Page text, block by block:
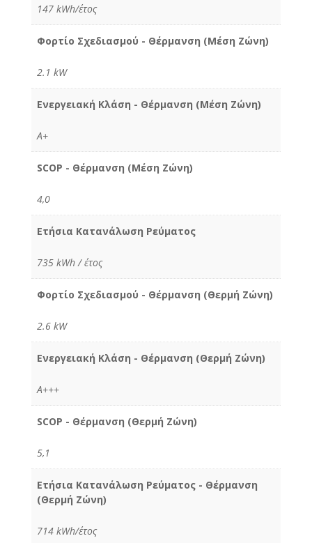
147 kWh/έτος
Φορτίο Σχεδιασμού - Θέρμανση (Μέση Ζώνη)
2.1 kW
Ενεργειακή Κλάση - Θέρμανση (Μέση Ζώνη)
Α+
SCOP - Θέρμανση (Μέση Ζώνη)
4,0
Ετήσια Κατανάλωση Ρεύματος
735 kWh / έτος
Φορτίο Σχεδιασμού - Θέρμανση (Θερμή Ζώνη)
2.6 kW
Ενεργειακή Κλάση - Θέρμανση (Θερμή Ζώνη)
A+++
SCOP - Θέρμανση (Θερμή Ζώνη)
5,1
Ετήσια Κατανάλωση Ρεύματος - Θέρμανση
(Θερμή Ζώνη)
714 kWh/έτος